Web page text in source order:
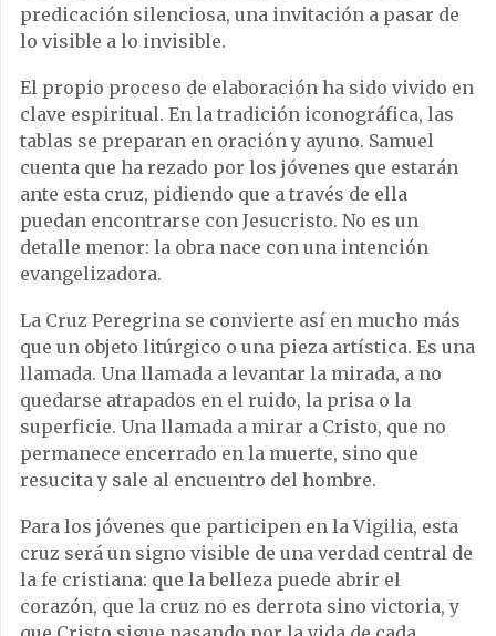
predicación silenciosa, una invitación a pasar de
lo visible a lo invisible.
El propio proceso de elaboración ha sido vivido en
clave espiritual. En la tradición iconográfica, las
tablas se preparan en oración y ayuno. Samuel
cuenta que ha rezado por los jóvenes que estarán
ante esta cruz, pidiendo que a través de ella
puedan encontrarse con Jesucristo. No es un
detalle menor: la obra nace con una intención
evangelizadora.
La Cruz Peregrina se convierte así en mucho más
que un objeto litúrgico o una pieza artística. Es una
llamada. Una llamada a levantar la mirada, a no
quedarse atrapados en el ruido, la prisa o la
superficie. Una llamada a mirar a Cristo, que no
permanece encerrado en la muerte, sino que
resucita y sale al encuentro del hombre.
Para los jóvenes que participen en la Vigilia, esta
cruz será un signo visible de una verdad central de
la fe cristiana: que la belleza puede abrir el
corazón, que la cruz no es derrota sino victoria, y